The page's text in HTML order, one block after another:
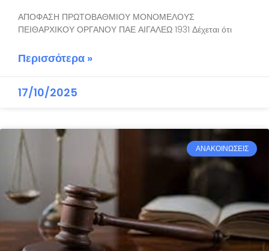
ΑΠΟΦΑΣΗ ΠΡΩΤΟΒΑΘΜΙΟΥ ΜΟΝΟΜΕΛΟΥΣ
ΠΕΙΘΑΡΧΙΚΟΥ ΟΡΓΑΝΟΥ ΠΑΕ ΑΙΓΑΛΕΩ 1931 Δέχεται ότι
Περισσότερα »
17/10/2025
ΑΝΑΚΟΙΝΩΣΕΙΣ